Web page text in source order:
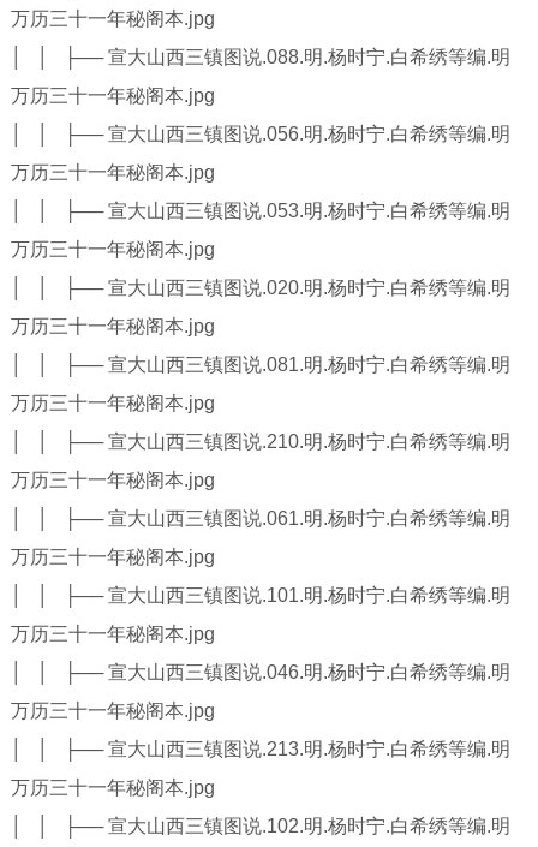
万历三十一年秘阁本.jpg
│ │ ├── 宣大山西三镇图说.088.明.杨时宁.白希绣等编.明
万历三十一年秘阁本.jpg
│ │ ├── 宣大山西三镇图说.056.明.杨时宁.白希绣等编.明
万历三十一年秘阁本.jpg
│ │ ├── 宣大山西三镇图说.053.明.杨时宁.白希绣等编.明
万历三十一年秘阁本.jpg
│ │ ├── 宣大山西三镇图说.020.明.杨时宁.白希绣等编.明
万历三十一年秘阁本.jpg
│ │ ├── 宣大山西三镇图说.081.明.杨时宁.白希绣等编.明
万历三十一年秘阁本.jpg
│ │ ├── 宣大山西三镇图说.210.明.杨时宁.白希绣等编.明
万历三十一年秘阁本.jpg
│ │ ├── 宣大山西三镇图说.061.明.杨时宁.白希绣等编.明
万历三十一年秘阁本.jpg
│ │ ├── 宣大山西三镇图说.101.明.杨时宁.白希绣等编.明
万历三十一年秘阁本.jpg
│ │ ├── 宣大山西三镇图说.046.明.杨时宁.白希绣等编.明
万历三十一年秘阁本.jpg
│ │ ├── 宣大山西三镇图说.213.明.杨时宁.白希绣等编.明
万历三十一年秘阁本.jpg
│ │ ├── 宣大山西三镇图说.102.明.杨时宁.白希绣等编.明